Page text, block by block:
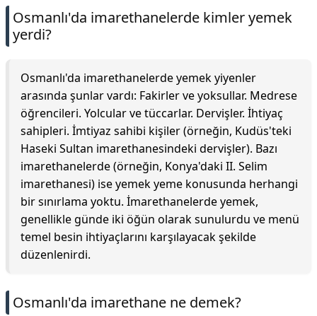
Osmanlı'da imarethanelerde kimler yemek
yerdi?
Osmanlı'da imarethanelerde yemek yiyenler
arasında şunlar vardı: Fakirler ve yoksullar. Medrese
öğrencileri. Yolcular ve tüccarlar. Dervişler. İhtiyaç
sahipleri. İmtiyaz sahibi kişiler (örneğin, Kudüs'teki
Haseki Sultan imarethanesindeki dervişler). Bazı
imarethanelerde (örneğin, Konya'daki II. Selim
imarethanesi) ise yemek yeme konusunda herhangi
bir sınırlama yoktu. İmarethanelerde yemek,
genellikle günde iki öğün olarak sunulurdu ve menü
temel besin ihtiyaçlarını karşılayacak şekilde
düzenlenirdi.
Osmanlı'da imarethane ne demek?